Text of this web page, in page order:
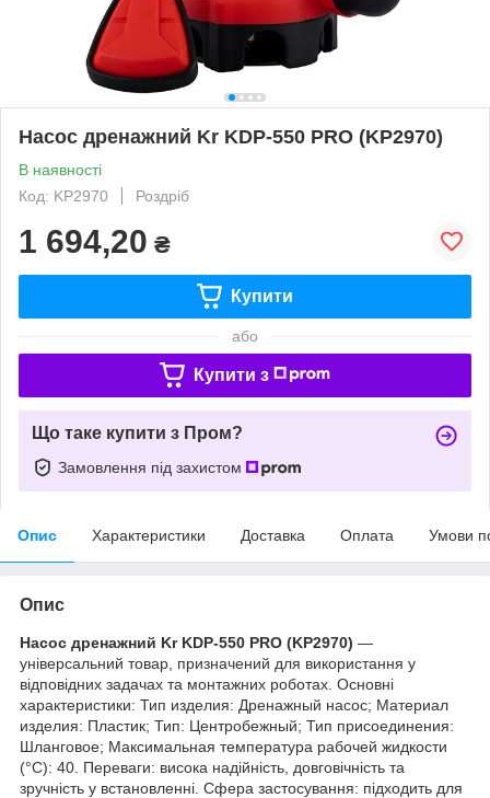
Насос дренажний Kr KDP-550 PRO (KP2970)
В наявності
Код: KP2970
Роздріб
1 694,20 ₴
Купити
або
Купити з
Що таке купити з Пром?
Замовлення під захистом
Опис Характеристики Доставка Оплата Умови
Опис
Насос дренажний Kr KDP-550 PRO (KP2970) —
універсальний товар, призначений для використання у
відповідних задачах та монтажних роботах. Основні
характеристики: Тип изделия: Дренажный насос; Материал
изделия: Пластик; Тип: Центробежный; Тип присоединения:
Шланговое; Максимальная температура рабочей жидкости
(°C): 40. Переваги: висока надійність, довговічність та
зручність у встановленні. Сфера застосування: підходить для